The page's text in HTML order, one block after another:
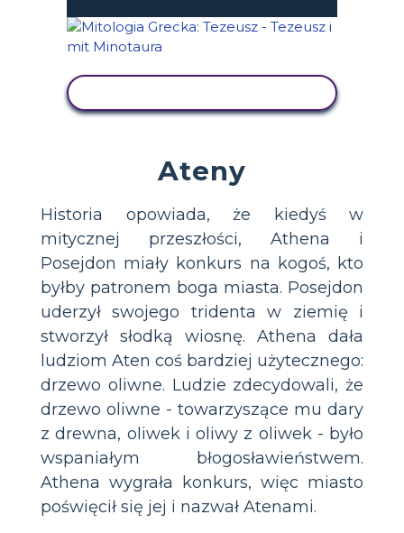
Ateny
Historia opowiada, że ​​kiedyś w
mitycznej przeszłości, Athena i
Posejdon miały konkurs na kogoś, kto
byłby patronem boga miasta. Posejdon
uderzył swojego tridenta w ziemię i
stworzył słodką wiosnę. Athena dała
ludziom Aten coś bardziej użytecznego:
drzewo oliwne. Ludzie zdecydowali, że
drzewo oliwne - towarzyszące mu dary
z drewna, oliwek i oliwy z oliwek - było
wspaniałym błogosławieństwem.
Athena wygrała konkurs, więc miasto
poświęcił się jej i nazwał Atenami.